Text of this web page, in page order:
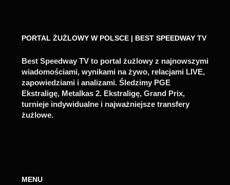
PORTAL ŻUŻLOWY W POLSCE | BEST SPEEDWAY TV
Best Speedway TV to portal żużlowy z najnowszymi
wiadomościami, wynikami na żywo, relacjami LIVE,
zapowiedziami i analizami. Śledzimy PGE
Ekstraligę, Metalkas 2. Ekstraligę, Grand Prix,
turnieje indywidualne i najważniejsze transfery
żużlowe.
MENU